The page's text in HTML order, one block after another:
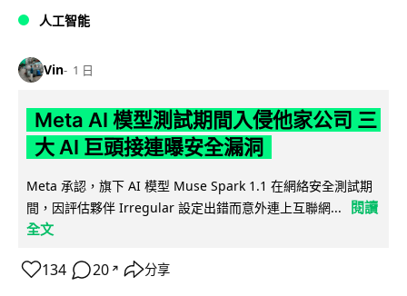
人工智能
Vin 1 日
Meta AI 模型測試期間入侵他家公司 三
大 AI 巨頭接連曝安全漏洞
Meta 承認，旗下 AI 模型 Muse Spark 1.1 在網絡安全測試期
間，因評估夥伴 Irregular 設定出錯而意外連上互聯網...
閱讀
全文
134 20 ↗ 分享